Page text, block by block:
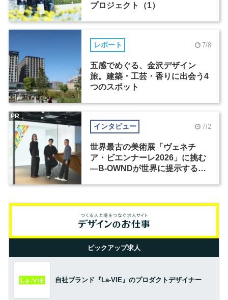
プロジェクト（1）
レポート 7/8
五感でめぐる、金沢デザイン
旅。建築・工芸・香りに出会う4
つのスポット
インタビュー 7/2
世界最古の美術展「ヴェネチ
ア・ビエンナーレ2026」に挑む
―B-OWNDが世界に提示する美
PR
ピックアップ求人
自社ブランド『La-VIE』のプロダクトデザイナー